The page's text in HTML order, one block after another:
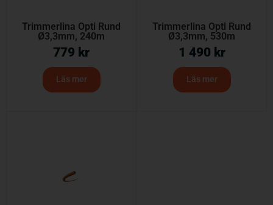
Trimmerlina Opti Rund
Ø3,3mm, 240m
779 kr
Läs mer
Trimmerlina Opti Rund
Ø3,3mm, 530m
1 490 kr
Läs mer